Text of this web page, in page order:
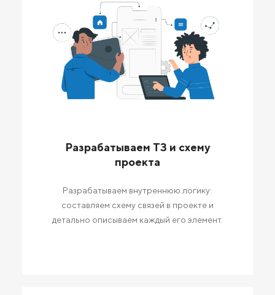
Разрабатываем ТЗ и схему
проекта
Разрабатываем внутреннюю логику:
составляем схему связей в проекте и
детально описываем каждый его элемент.